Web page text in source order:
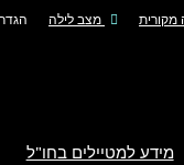
מקורית מצב לילה
מידע למטיילים בחו"ל